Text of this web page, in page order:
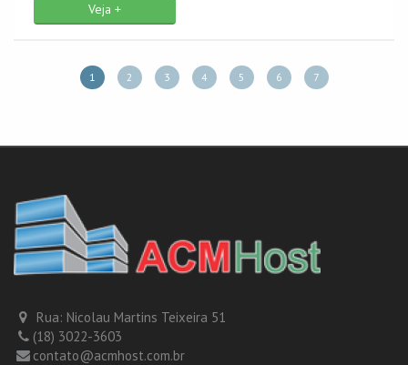
Veja +
1 2 3 4 5 6 7
Rua: Nicolau Martins Teixeira 51
(18) 3022-3603
contato@acmhost.com.br